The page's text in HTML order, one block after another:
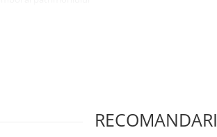
de 450 gr,
RECOMANDARI